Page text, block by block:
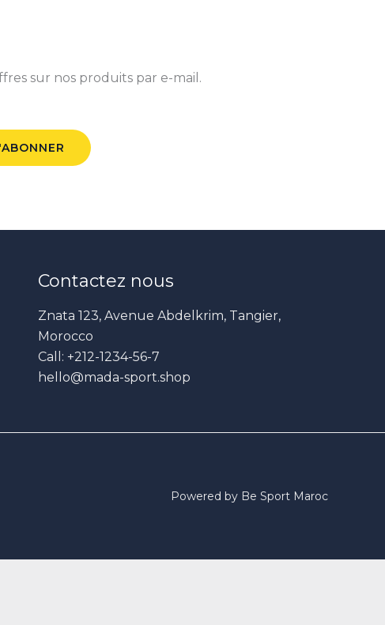
sur nos produits par e-mail.
Contactez nous
Znata 123, Avenue Abdelkrim, Tangier,
Morocco
Call: +212-1234-56-7
hello@mada-sport.shop
Powered by Be Sport Maroc